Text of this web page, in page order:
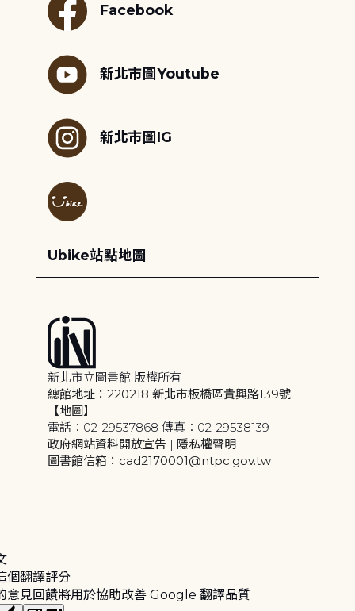
Facebook
新北市圖Youtube
新北市圖IG
Ubike站點地圖
新北市立圖書館 版權所有
總館地址：220218 新北市板橋區貴興路139號
【地圖】
電話：02-29537868 傳真：02-29538139
政府網站資料開放宣告 | 隱私權聲明
圖書館信箱：cad2170001@ntpc.gov.tw
個翻譯評分
意見回饋將用於協助改善 Google 翻譯品質